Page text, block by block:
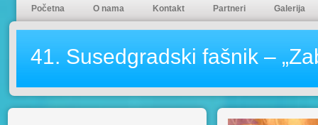
Početna O nama Kontakt Partneri Galerija
41. Susedgradski fašnik –